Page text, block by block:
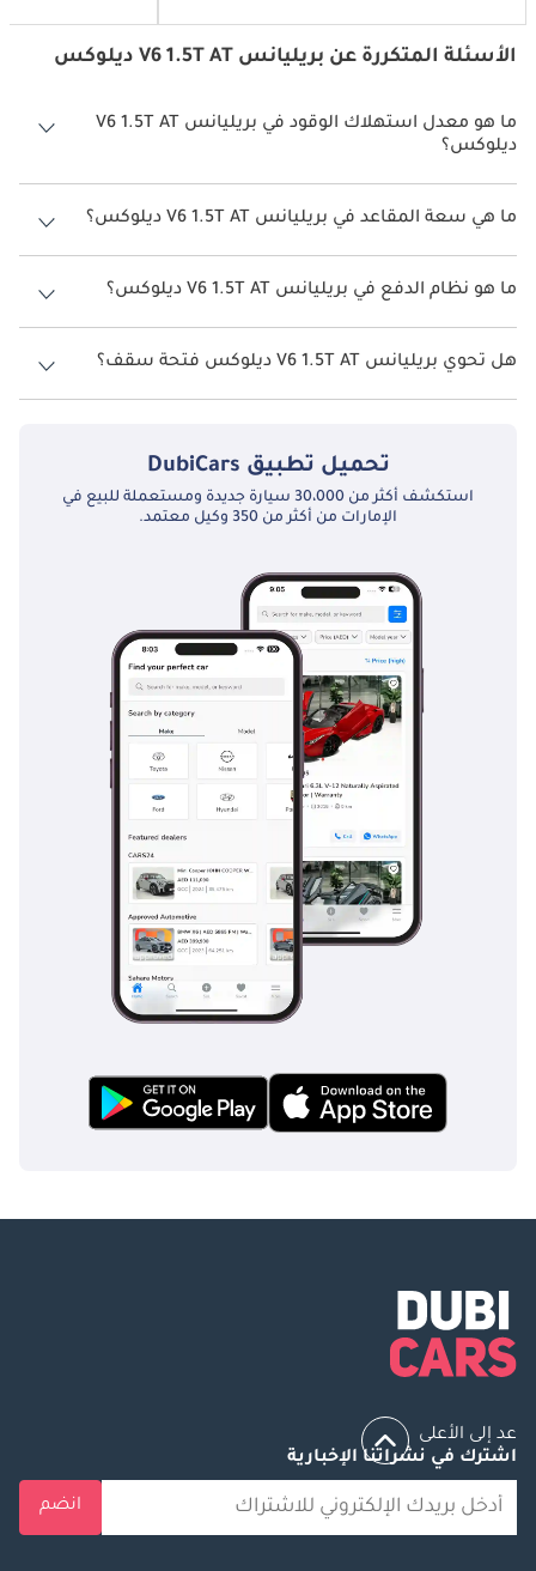
الأسئلة المتكررة عن بريليانس V6 1.5T AT ديلوكس
ما هو معدل استهلاك الوقود في بريليانس V6 1.5T AT
ديلوكس؟
يبلغ معدل استهلاك الوقود المقترح من الشركة المصنعة لسيارة بريليانس
V6 2026 من 10 كم/ليتر.
ما هي سعة المقاعد في بريليانس V6 1.5T AT ديلوكس؟
تتسع بريليانس V6 1.5T AT ديلوكس لأ 5 أشخاص.
ما هو نظام الدفع في بريليانس V6 1.5T AT ديلوكس؟
نظام الدفع في بريليانس V6 Front Wheel Drive 1.5T AT ديلوكس.
هل تحوي بريليانس V6 1.5T AT ديلوكس فتحة سقف؟
نعم توفر بريليانس V6 1.5T AT ديلوكس فتحة السقف كخيار.
تحميل تطبيق DubiCars
استكشف أكثر من 30،000 سيارة جديدة ومستعملة للبيع في
الإمارات من أكثر من 350 وكيل معتمد.
عد إلى الأعلى
اشترك في نشراتنا الإخبارية
انضم